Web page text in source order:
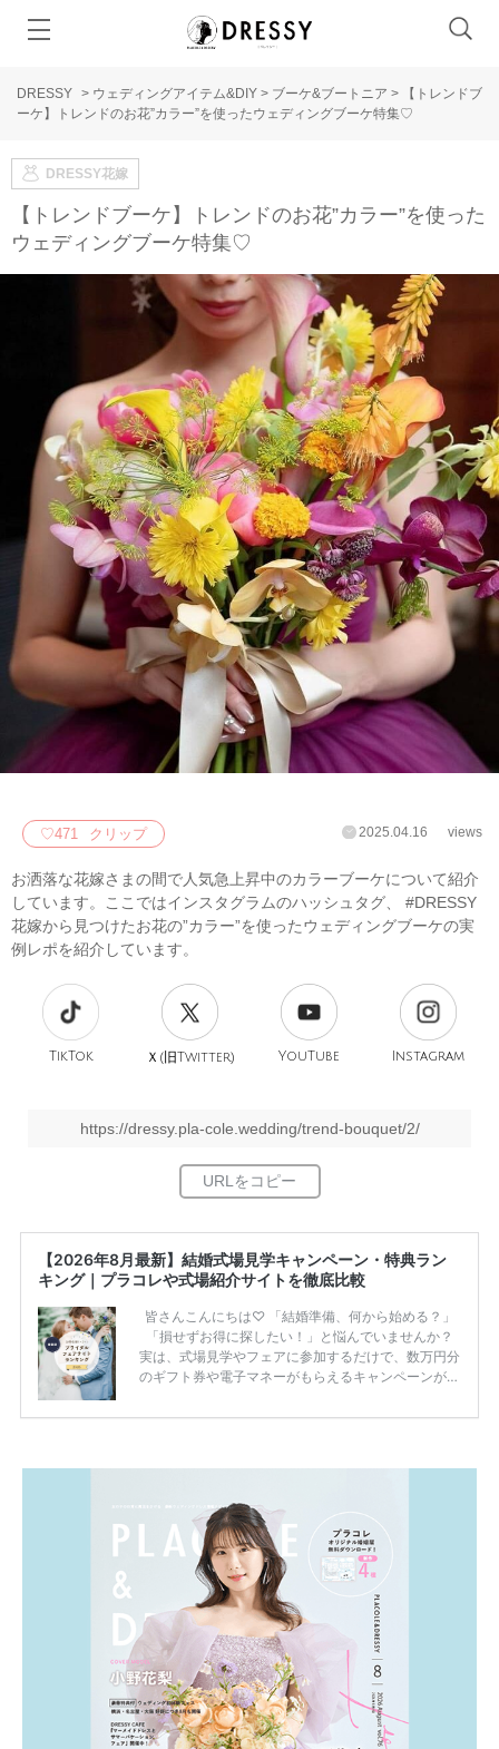
DRESSY > ウェディングアイテム&DIY > ブーケ&ブートニア >
【トレンドブ
ーケ】トレンドのお花”カラー”を使ったウェディングブーケ特集♡
DRESSY花嫁
【トレンドブーケ】トレンドのお花”カラー”を使った
ウェディングブーケ特集♡
♡471 クリップ 2025.04.16 views
お洒落な花嫁さまの間で人気急上昇中のカラーブーケについて紹介
しています。ここではインスタグラムのハッシュタグ、 #DRESSY
花嫁から見つけたお花の”カラー”を使ったウェディングブーケの実
例レポを紹介しています。
TikTok Ｘ(旧Twitter) YouTube Instagram
https://dressy.pla-cole.wedding/trend-bouquet/2/
【2026年8月最新】結婚式場見学キャンペーン・特典ラン
キング｜プラコレや式場紹介サイトを徹底比較
皆さんこんにちは♡ 「結婚準備、何から始める？」
「損せずお得に探したい！」と悩んでいませんか？
実は、式場見学やフェアに参加するだけで、数万円分
のギフト券や電子マネーがもらえるキャンペーンがあ
ため、比較せずに選ぶと損をしてしまうことも……。
一番お得？」「プラコレの特典は？」といった疑問も
解決します。 まずは診断で候補を絞れる「ウェディ
ング診断」か、体験型 […]続きを読む